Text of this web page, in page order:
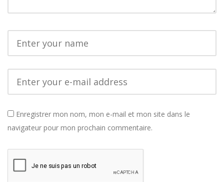
Enregistrer mon nom, mon e-mail et mon site dans le
navigateur pour mon prochain commentaire.